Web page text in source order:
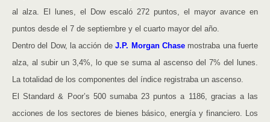
al alza. El lunes, el Dow escaló 272 puntos, el mayor avance en
puntos desde el 7 de septiembre y el cuarto mayor del año.
Dentro del Dow, la acción deJ.P. Morgan Chasemostraba una fuerte
alza, al subir un 3,4%, lo que se suma al ascenso del 7% del lunes.
La totalidad de los componentes del índice registraba un ascenso.
El Standard & Poor’s 500 sumaba 23 puntos a 1186, gracias a las
acciones de los sectores de bienes básico, energía y financiero. Los